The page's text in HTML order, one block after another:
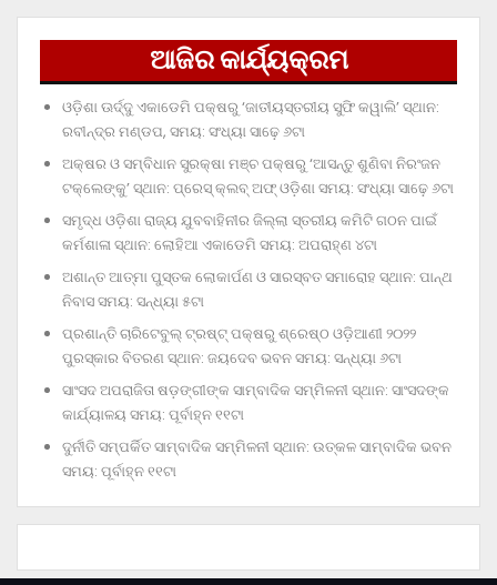
ଆଜିର କାର୍ଯ୍ୟକ୍ରମ
ଓଡ଼ିଶା ଊର୍ଦ୍ଦୁ ଏକାଡେମି ପକ୍ଷରୁ ‘ଜାତୀୟସ୍ତରୀୟ ସୁଫି କୱାଲି’ ସ୍ଥାନ:
ରବୀନ୍ଦ୍ର ମଣ୍ଡପ, ସମୟ: ସଂଧ୍ୟା ସାଢ଼େ ୬ଟା
ଅକ୍ଷର ଓ ସମ୍ବିଧାନ ସୁରକ୍ଷା ମଞ୍ଚ ପକ୍ଷରୁ ‘ଆସନ୍ତୁ ଶୁଣିବା ନିରଂଜନ
ଟକ୍‌ଲେଙ୍କୁ’ ସ୍ଥାନ: ପ୍ରେସ୍‌ କ୍ଲବ୍‌ ଅଫ୍‌ ଓଡ଼ିଶା ସମୟ: ସଂଧ୍ୟା ସାଢ଼େ ୬ଟା
ସମୃଦ୍ଧ ଓଡ଼ିଶା ରାଜ୍ୟ ଯୁବବାହିନୀର ଜିଲ୍ଲା ସ୍ତରୀୟ କମିଟି ଗଠନ ପାଇଁ
କର୍ମଶାଳା ସ୍ଥାନ: ଲୋହିଆ ଏକାଡେମି ସମୟ: ଅପରାହ୍‌ଣ ୪ଟା
ଅଶାନ୍ତ ଆତ୍ମା ପୁସ୍ତକ ଲୋକାର୍ପଣ ଓ ସାରସ୍ବତ ସମାରୋହ ସ୍ଥାନ: ପାନ୍ଥ
ନିବାସ ସମୟ: ସନ୍ଧ୍ୟା ୫ଟା
ପ୍ରଶାନ୍ତି ଚାରିଟେବୁଲ୍‌ ଟ୍ରଷ୍ଟ୍‌ ପକ୍ଷରୁ ଶ୍ରେଷ୍ଠ ଓଡ଼ିଆଣୀ ୨୦୨୨
ପୁରସ୍କାର ବିତରଣ ସ୍ଥାନ: ଜୟଦେବ ଭବନ ସମୟ: ସନ୍ଧ୍ୟା ୬ଟା
ସାଂସଦ ଅପରାଜିତା ଷଡ଼ଙ୍ଗୀଙ୍କ ସାମ୍ବାଦିକ ସମ୍ମିଳନୀ ସ୍ଥାନ: ସାଂସଦଙ୍କ
କାର୍ଯ୍ୟାଳୟ ସମୟ: ପୂର୍ବାହ୍ନ ୧୧ଟା
ଦୁର୍ନୀତି ସମ୍ପର୍କିତ ସାମ୍ବାଦିକ ସମ୍ମିଳନୀ ସ୍ଥାନ: ଉତ୍କଳ ସାମ୍ବାଦିକ ଭବନ
ସମୟ: ପୂର୍ବାହ୍ନ ୧୧ଟା